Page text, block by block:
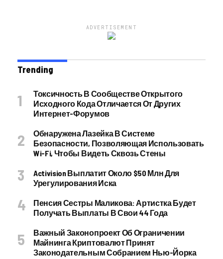
ADVERTISEMENT
Trending
Токсичность В Сообществе Открытого
Исходного Кода Отличается От Других
Интернет-Форумов
Обнаружена Лазейка В Системе
Безопасности, Позволяющая Использовать
Wi-Fi, Чтобы Видеть Сквозь Стены
Activision Выплатит Около $50 Млн Для
Урегулирования Иска
Пенсия Сестры Маликова: Артистка Будет
Получать Выплаты В Свои 44 Года
Важный Законопроект Об Ограничении
Майнинга Криптовалют Принят
Законодательным Собранием Нью-Йорка